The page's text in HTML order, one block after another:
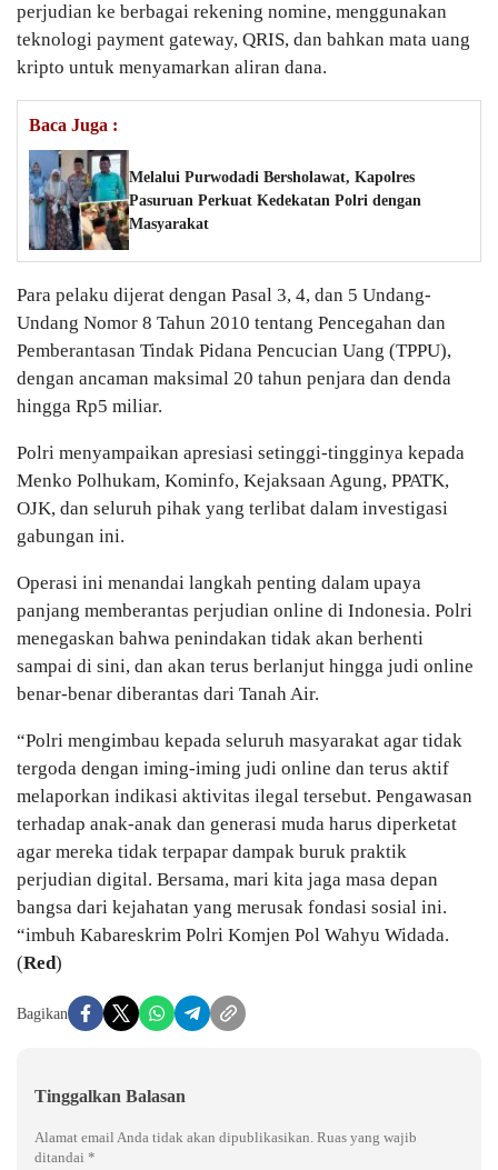
perjudian ke berbagai rekening nomine, menggunakan
teknologi payment gateway, QRIS, dan bahkan mata uang
kripto untuk menyamarkan aliran dana.
Baca Juga :
Melalui Purwodadi Bersholawat, Kapolres
Pasuruan Perkuat Kedekatan Polri dengan
Masyarakat
Para pelaku dijerat dengan Pasal 3, 4, dan 5 Undang-
Undang Nomor 8 Tahun 2010 tentang Pencegahan dan
Pemberantasan Tindak Pidana Pencucian Uang (TPPU),
dengan ancaman maksimal 20 tahun penjara dan denda
hingga Rp5 miliar.
Polri menyampaikan apresiasi setinggi-tingginya kepada
Menko Polhukam, Kominfo, Kejaksaan Agung, PPATK,
OJK, dan seluruh pihak yang terlibat dalam investigasi
gabungan ini.
Operasi ini menandai langkah penting dalam upaya
panjang memberantas perjudian online di Indonesia. Polri
menegaskan bahwa penindakan tidak akan berhenti
sampai di sini, dan akan terus berlanjut hingga judi online
benar-benar diberantas dari Tanah Air.
“Polri mengimbau kepada seluruh masyarakat agar tidak
tergoda dengan iming-iming judi online dan terus aktif
melaporkan indikasi aktivitas ilegal tersebut. Pengawasan
terhadap anak-anak dan generasi muda harus diperketat
agar mereka tidak terpapar dampak buruk praktik
perjudian digital. Bersama, mari kita jaga masa depan
bangsa dari kejahatan yang merusak fondasi sosial ini.
“imbuh Kabareskrim Polri Komjen Pol Wahyu Widada.
(Red)
Bagikan
Tinggalkan Balasan
Alamat email Anda tidak akan dipublikasikan. Ruas yang wajib
ditandai *